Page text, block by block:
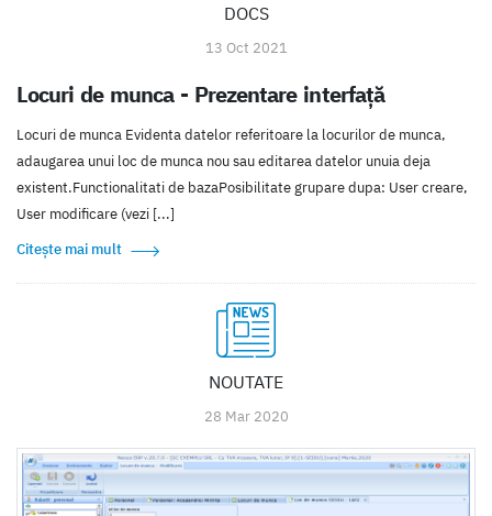
DOCS
13 Oct 2021
Locuri de munca - Prezentare interfață
Locuri de munca Evidenta datelor referitoare la locurilor de munca,
adaugarea unui loc de munca nou sau editarea datelor unuia deja
existent.Functionalitati de bazaPosibilitate grupare dupa: User creare,
User modificare (vezi [...]
Citește mai mult
NOUTATE
28 Mar 2020